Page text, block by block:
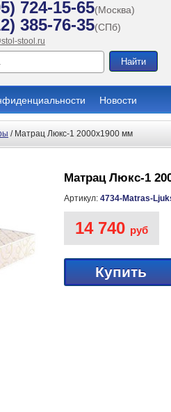
724-15-65(Москва)
385-76-35(СПб)
stool.ru
Новости
/ Матрац Люкс-1 2000х1900 мм
Матрац Люкс-1
Артикул: 4734-Matras-
14 740 руб
Купить